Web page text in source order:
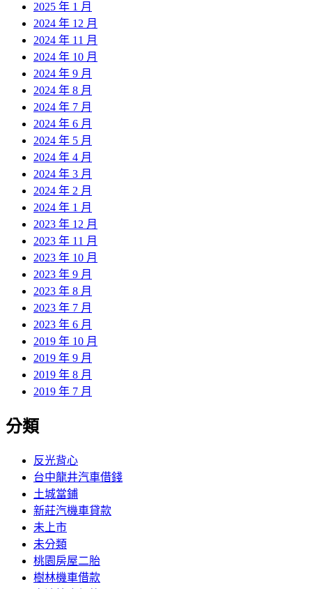
2025 年 1 月
2024 年 12 月
2024 年 11 月
2024 年 10 月
2024 年 9 月
2024 年 8 月
2024 年 7 月
2024 年 6 月
2024 年 5 月
2024 年 4 月
2024 年 3 月
2024 年 2 月
2024 年 1 月
2023 年 12 月
2023 年 11 月
2023 年 10 月
2023 年 9 月
2023 年 8 月
2023 年 7 月
2023 年 6 月
2019 年 10 月
2019 年 9 月
2019 年 8 月
2019 年 7 月
分類
反光背心
台中龍井汽車借錢
土城當鋪
新莊汽機車貸款
未上市
未分類
桃園房屋二胎
樹林機車借款